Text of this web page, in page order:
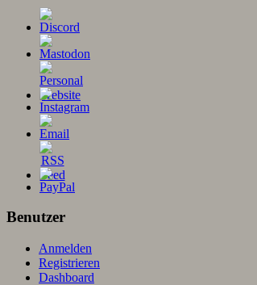
Benutzer
Anmelden
Registrieren
Dashboard